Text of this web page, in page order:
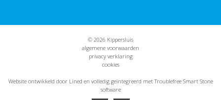
© 2026 Kippersluis
algemene voorwaarden
privacy verklaring
cookies
Website ontwikkeld door Lined en volledig geïntegreerd met Troublefree Smart Stone
software